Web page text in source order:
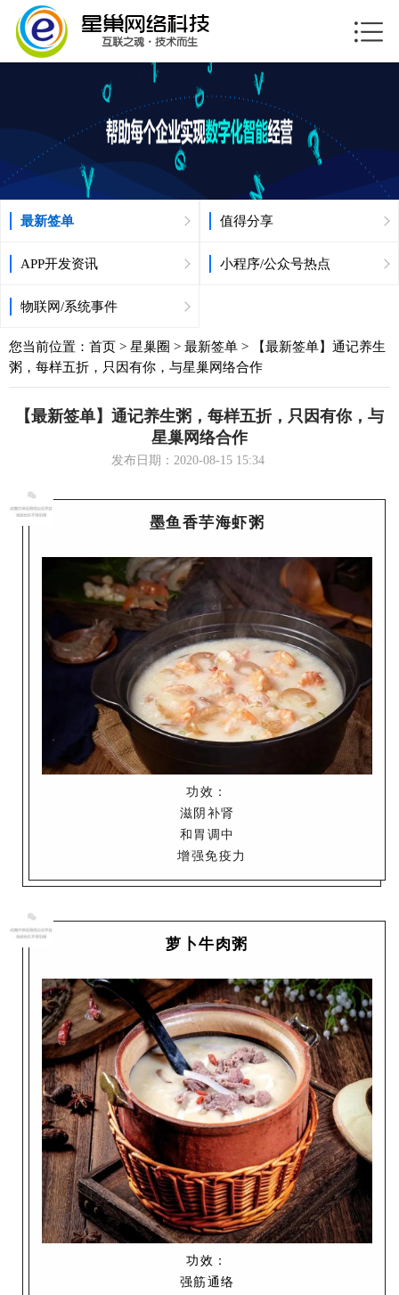
最新签单 值得分享
APP开发资讯 小程序/公众号热点
物联网/系统事件
您当前位置： 首页 > 星巢圈 > 最新签单 > 【最新签单】通记养生
粥，每样五折，只因有你，与星巢网络合作
【最新签单】通记养生粥，每样五折，只因有你，与
星巢网络合作
发布日期：2020-08-15 15:34
墨鱼香芋海虾粥
功效：
滋阴补肾
和胃调中
增强免疫力
萝卜牛肉粥
功效：
强筋通络